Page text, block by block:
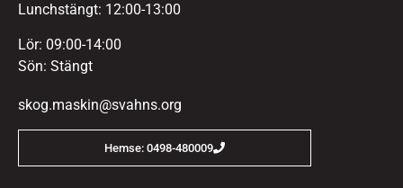
Lunchstängt: 12:00-13:00
Lör: 09:00-14:00
Sön: Stängt
skog.maskin@svahns.org
Hemse: 0498-480009